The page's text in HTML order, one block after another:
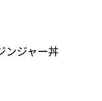
ンジャー丼